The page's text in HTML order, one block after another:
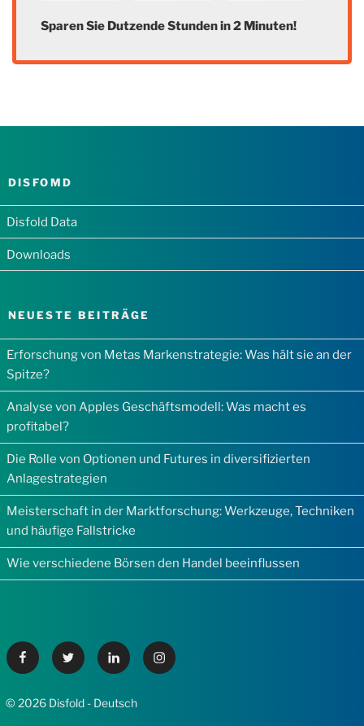
Sparen Sie Dutzende Stunden in 2 Minuten!
DISFOMD
Disfold Data
Downloads
NEUESTE BEITRÄGE
Erforschung von Metas Markenstrategie: Was hält sie an der
Spitze?
Analyse von Apples Geschäftsmodell: Was macht es
profitabel?
Die Rolle von Optionen und Futures in diversifizierten
Anlagestrategien
Meisterschaft in der Marktforschung: Werkzeuge, Techniken
und häufige Fallstricke
Wie verschiedene Börsen den Handel beeinflussen
FacebookTwitter LinkedinInstagram
© 2026 Disfold - Deutsch